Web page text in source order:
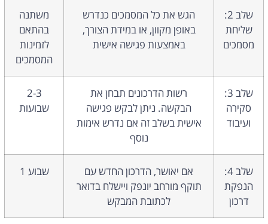
שלב 2:
שליחת
מסמכים
הגש את כל המסמכים כנדרש
באופן מקוון, או במידת הצורך,
באמצעות פגישה אישית
משתנה
בהתאם
לזמינות
המסמכים
שלב 3:
סקירה
ועיבוד
רשות הדרכונים תבחן את
הבקשה. ניתן לבקש פגישה
אישית בשלב זה אם נדרש אימות
נוסף
2-3
שבועות
שלב 4:
הנפקת
דרכון
אם יאושר, הדרכון החדש עם
תוקף מורחב יונפק ויישלח בדואר
לכתובת המבקש
שבוע 1